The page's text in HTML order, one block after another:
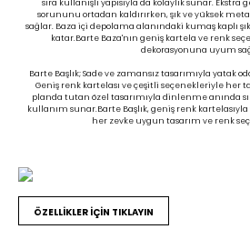
sıra kullanışlı yapısıyla da kolaylık sunar.
sorununu ortadan kaldırırken, şık ve yüksek
sağlar. Baza içi depolama alanındaki kumaş kaplı
katar.Barte Baza'nın geniş kartela ve renk
dekorasyonuna uyum
Barte Başlık; Sade ve zamansız tasarımıyla yatak
Geniş renk kartelası ve çeşitli seçenekleriyle her
planda tutan özel tasarımıyla dinlenme anında
kullanım sunar.Barte Başlık, geniş renk
her zevke uygun tasarım ve renk
ÖZELLİKLER İÇİN TIKLAYIN